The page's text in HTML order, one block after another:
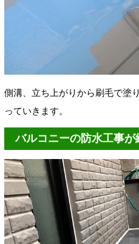
側溝、立ち上がりから刷毛で塗
っていきます。
バルコニーの防水工事が